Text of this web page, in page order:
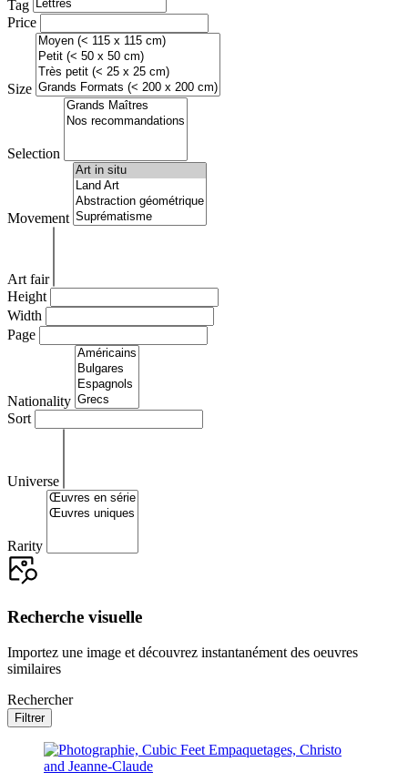
Tag
Price
Size
Selection
Movement
Art fair
Height
Width
Page
Nationality
Sort
Universe
Rarity
Recherche visuelle
Importez une image et découvrez instantanément des oeuvres
similaires
Rechercher
Filtrer